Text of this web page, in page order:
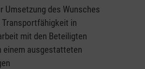
Umsetzung des Wunsches
Transportfähigkeit in
mit den Beteiligten
einem ausgestatteten